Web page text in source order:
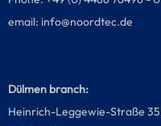
email: info@noordtec.de
Dülmen branch:
Heinrich-Leggewie-Straße 35